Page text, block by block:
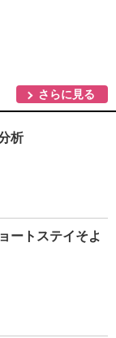
さらに見る
析
ートステイそよ